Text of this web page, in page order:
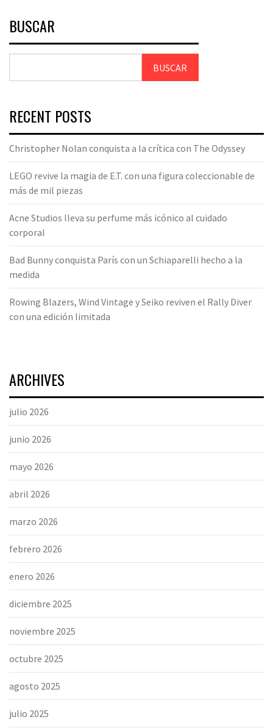
BUSCAR
BUSCAR
RECENT POSTS
Christopher Nolan conquista a la crítica con The Odyssey
LEGO revive la magia de E.T. con una figura coleccionable de
más de mil piezas
Acne Studios lleva su perfume más icónico al cuidado
corporal
Bad Bunny conquista París con un Schiaparelli hecho a la
medida
Rowing Blazers, Wind Vintage y Seiko reviven el Rally Diver
con una edición limitada
ARCHIVES
julio 2026
junio 2026
mayo 2026
abril 2026
marzo 2026
febrero 2026
enero 2026
diciembre 2025
noviembre 2025
octubre 2025
agosto 2025
julio 2025